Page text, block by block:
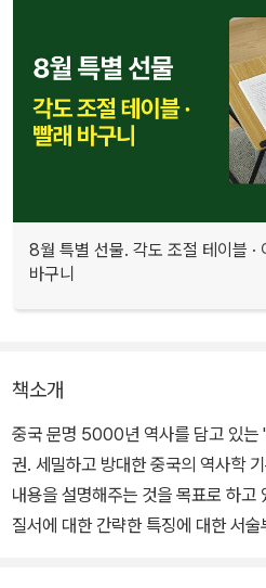
8월 특별 선물. 각도 조절 테이블 ·
바구니
책소개
중국 문명 5000년 역사를 담고 있는
권. 세밀하고 방대한 중국의 역사학
내용을 설명해주는 것을 목표로 하고
질서에 대한 간략한 특징에 대한 서